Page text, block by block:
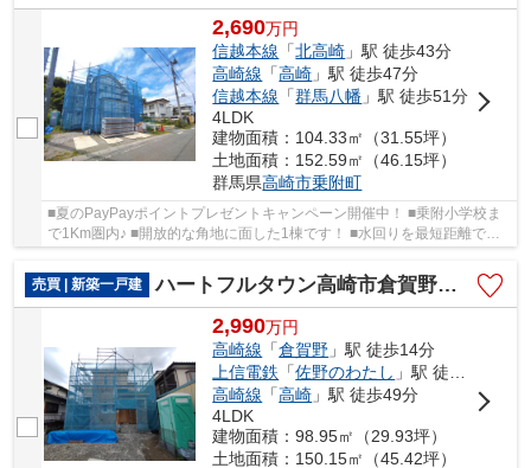
2,690万円
信越本線 「北高崎 」駅 徒歩43分
高崎線 「高崎 」駅 徒歩47分
信越本線 「群馬八幡 」駅 徒歩51分
4LDK
建物面積：104.33㎡（31.55坪）
土地面積：152.59㎡（46.15坪）
群馬県高崎市乗附町
■夏のPayPayポイントプレゼントキャンペーン開催中！ ■乗附小学校ま
で1Km圏内♪ ■開放的な角地に面した1棟です！ ■水回りを最短距離で結
んだラクラク家事同線！ ○乗附小学校まで930ｍ ...
売買 | 新築一戸建
ハートフルタウン高崎市倉賀野町400ーA
2,990万円
高崎線 「倉賀野 」駅 徒歩14分
上信電鉄 「佐野のわたし 」駅 徒歩28分
高崎線 「高崎 」駅 徒歩49分
4LDK
建物面積：98.95㎡（29.93坪）
土地面積：150.15㎡（45.42坪）